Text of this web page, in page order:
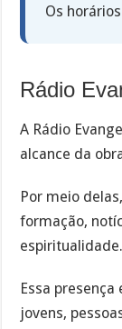
Os
Rádio
A Rádio
alcance da
Por meio
formação,
espiritualidade.
Essa
jovens,